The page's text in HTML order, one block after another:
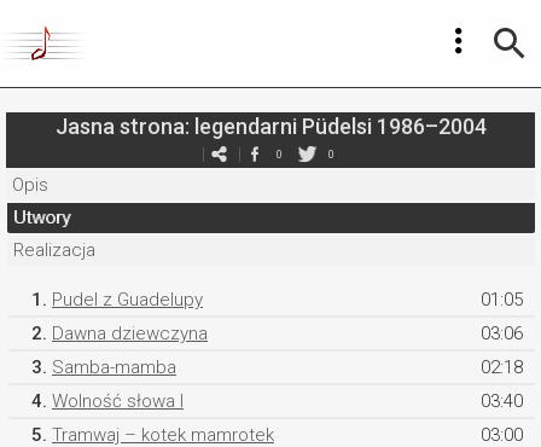
Jasna strona: legendarni Püdelsi 1986–2004
0 0
Opis
Utwory
Realizacja
1. Pudel z Guadelupy
01:05
2. Dawna dziewczyna
03:06
3. Samba-mamba
02:18
4. Wolność słowa I
03:40
5. Tramwaj – kotek mamrotek
03:00